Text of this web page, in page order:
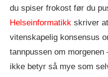
du spiser frokost før du
Helseinformatikk skriver
vitenskapelig konsensus
tannpussen om
ikke betyr så mye som